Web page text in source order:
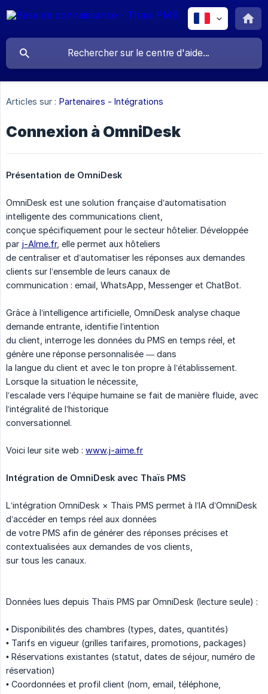
Articles sur : Partenaires - Intégrations
Connexion à OmniDesk
Présentation de OmniDesk
OmniDesk est une solution française d’automatisation
intelligente des communications client,
conçue spécifiquement pour le secteur hôtelier. Développée
par j-AIme.fr, elle permet aux hôteliers
de centraliser et d’automatiser les réponses aux demandes
clients sur l’ensemble de leurs canaux de
communication : email, WhatsApp, Messenger et ChatBot.
Grâce à l’intelligence artificielle, OmniDesk analyse chaque
demande entrante, identifie l’intention
du client, interroge les données du PMS en temps réel, et
génère une réponse personnalisée — dans
la langue du client et avec le ton propre à l’établissement.
Lorsque la situation le nécessite,
l’escalade vers l’équipe humaine se fait de manière fluide, avec
l’intégralité de l’historique
conversationnel.
Voici leur site web : www.j-aime.fr
Intégration de OmniDesk avec Thaïs PMS
L’intégration OmniDesk × Thaïs PMS permet à l’IA d’OmniDesk
d’accéder en temps réel aux données
de votre PMS afin de générer des réponses précises et
contextualisées aux demandes de vos clients,
sur tous les canaux.
Données lues depuis Thaïs PMS par OmniDesk (lecture seule) :
• Disponibilités des chambres (types, dates, quantités)
• Tarifs en vigueur (grilles tarifaires, promotions, packages)
• Réservations existantes (statut, dates de séjour, numéro de
réservation)
• Coordonnées et profil client (nom, email, téléphone,